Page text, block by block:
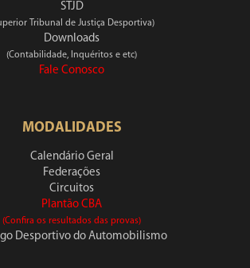
STJD
Tribunal de Justiça Desportiva)
Downloads
(Contabilidade, Inquéritos e etc)
Fale Conosco
MODALIDADES
Calendário Geral
Federações
Circuitos
Plantão CBA
(Confira os resultados das provas)
Desportivo do Automobilismo